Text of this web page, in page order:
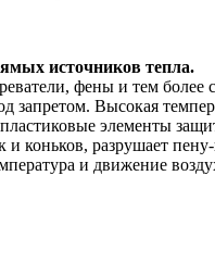
источников тепла.
фены и тем более
Высокая
элементы
и коньков, разрушает
и движение